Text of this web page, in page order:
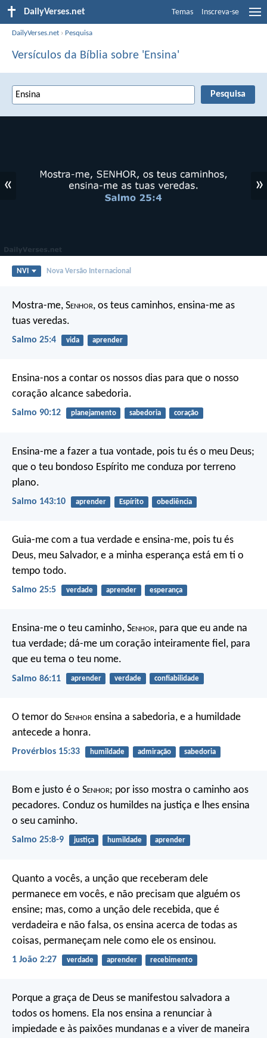
DailyVerses.net Temas Inscreva-se
DailyVerses.net › Pesquisa
Versículos da Bíblia sobre 'Ensina'
« »
NVI Nova Versão Internacional
Mostra-me, Senhor, os teus caminhos, ensina-me as
tuas veredas.
Salmo 25:4 vida aprender
Ensina-nos a contar os nossos dias para que o nosso
coração alcance sabedoria.
Salmo 90:12 planejamento sabedoria coração
Ensina-me a fazer a tua vontade, pois tu és o meu Deus;
que o teu bondoso Espírito me conduza por terreno
plano.
Salmo 143:10 aprender Espírito obediência
Guia-me com a tua verdade e ensina-me, pois tu és
Deus, meu Salvador, e a minha esperança está em ti o
tempo todo.
Salmo 25:5 verdade aprender esperança
Ensina-me o teu caminho, Senhor, para que eu ande na
tua verdade; dá-me um coração inteiramente fiel, para
que eu tema o teu nome.
Salmo 86:11 aprender verdade confiabilidade
O temor do Senhor ensina a sabedoria, e a humildade
antecede a honra.
Provérbios 15:33 humildade admiração sabedoria
Bom e justo é o Senhor; por isso mostra o caminho aos
pecadores. Conduz os humildes na justiça e lhes ensina
o seu caminho.
Salmo 25:8-9 justiça humildade aprender
Quanto a vocês, a unção que receberam dele
permanece em vocês, e não precisam que alguém os
ensine; mas, como a unção dele recebida, que é
verdadeira e não falsa, os ensina acerca de todas as
coisas, permaneçam nele como ele os ensinou.
1 João 2:27 verdade aprender recebimento
Porque a graça de Deus se manifestou salvadora a
todos os homens. Ela nos ensina a renunciar à
impiedade e às paixões mundanas e a viver de maneira